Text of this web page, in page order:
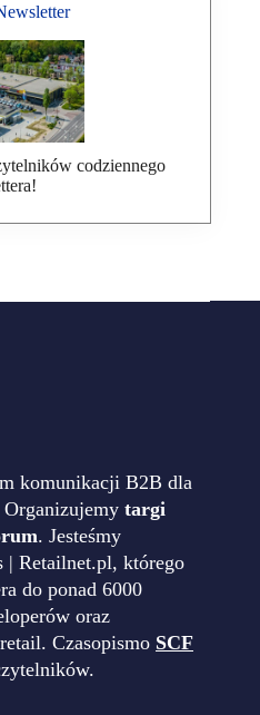
codziennego
komunikacji B2B dla
targi
. Jesteśmy
| Retailnet.pl, którego
do ponad 6000
oraz
Czasopismo SCF